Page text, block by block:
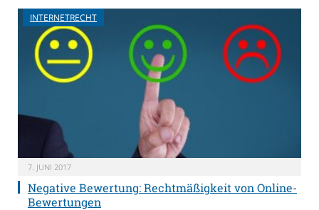
INTERNETRECHT
7. JUNI 2017
Negative Bewertung: Rechtmäßigkeit von Online-
Bewertungen